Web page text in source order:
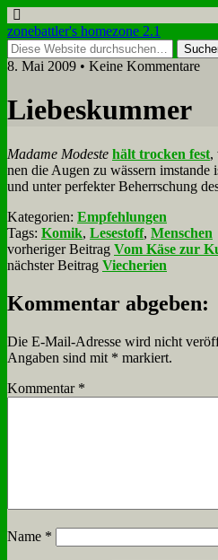
zonebattler's homezone 2.1
8. Mai 2009 • Keine Kommentare
Lie­bes­kum­mer
Ma­dame Mo­de­ste hält trocken fest,
nen die Au­gen zu wäs­sern
und un­ter per­fek­ter Be­herr­schung
Kategorien: Empfehlungen
Tags: Komik, Lesestoff, Menschen
vorheriger Beitrag Vom Käse zur
nächster Beitrag Viecherien
Kommentar abgeben:
Die E-Mail-Adresse wird nicht
Angaben sind mit * markiert.
Kommentar *
Name *